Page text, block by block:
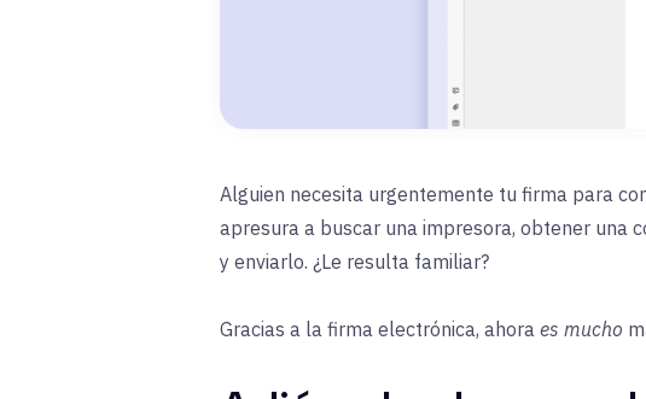
Alguien necesita urgentemente tu firma para
apresura a buscar una impresora, obtener una
y enviarlo. ¿Le resulta familiar?
Gracias a la firma electrónica, ahora es mucho